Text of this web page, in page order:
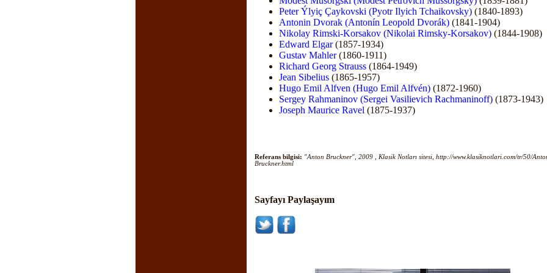
Peter Ýlyiç Çaykovski (Pyotr Ilyich Tchaikovsky) (1840-1893)
Antonin Dvorak (Antonín Leopold Dvorák) (1841-1904)
Nikolay Rimski-Korsakov (Nikolai Rimsky-Korsakov) (1844-1908)
Edward Elgar(1857-1934)
Gustav Mahler(1860-1911)
Richard Georg Strauss (1864-1949)
Jean Sibelius (1865-1957)
Hugo Emil Alfven (Hugo Emil Alfvén) (1872-1960)
Sergey Rahmaninov (Sergei Vasilievich Rachmaninoff) (1873-1943)
Joseph Maurice Ravel (1875-1937)
Referans bilgisi: "Anton Bruckner", 2009 , Klasik Notları sitesi, http://www.klasiknotlari.com/tr/50/
Bruckner.html
Sayfayı Paylaşayım